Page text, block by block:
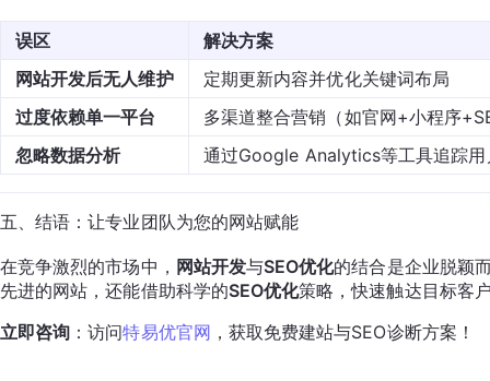
误区
解决方案
网站开发后无人维护
定期更新内容并优化关键词布局
过度依赖单一平台
多渠道整合营销（如官网+小程序
忽略数据分析
通过Google Analytics等工具追踪用
五、结语：让专业团队为您的网站赋能
在竞争激烈的市场中， 网站开发与SEO优化的结合是企业脱颖
先进的网站，还能借助科学的SEO优化策略，快速触达目标客
立即咨询 ：访问特易优官网 ，获取免费建站与SEO诊断方案！